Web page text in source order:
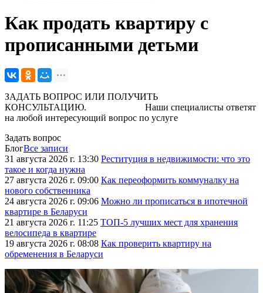
Как продать квартиру с
прописанными детьми
ЗАДАТЬ ВОПРОС ИЛИ ПОЛУЧИТЬ
КОНСУЛЬТАЦИЮ. Наши специалисты ответят
на любой интересующий вопрос по услуге
Задать вопрос
БлогВсе записи
31 августа 2026 г. 13:30 Реституция в недвижимости: что это
такое и когда нужна
27 августа 2026 г. 09:00 Как переоформить коммуналку на
нового собственника
24 августа 2026 г. 09:06 Можно ли прописаться в ипотечной
квартире в Беларуси
21 августа 2026 г. 11:25 ТОП-5 лучших мест для хранения
велосипеда в квартире
19 августа 2026 г. 08:08 Как проверить квартиру на
обременения в Беларуси